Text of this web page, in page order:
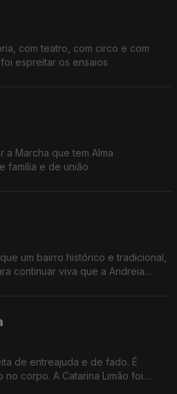
com teatro, com circo e com
espreitar os ensaios
a Marcha que tem Alma
família e de união
um bairro histórico e tradicional,
continuar viva que a Andreia
de entreajuda e de fado. É
no corpo. A Catarina Limão foi